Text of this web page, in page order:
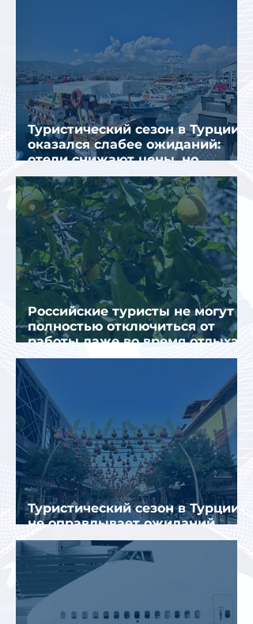
Туристический сезон в Турции
оказался слабее ожиданий:
отели снижают цены, но
загрузка остается низкой
Российские туристы не могут
полностью отключиться от
работы даже во время отдыха
в Турции
Туристический сезон в Турции
не оправдывает ожиданий
отрасли